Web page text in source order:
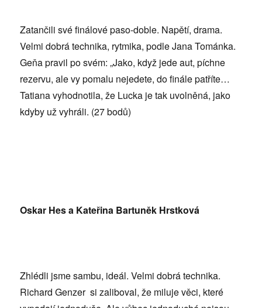
Zatančili své finálové paso-doble. Napětí, drama.
Velmi dobrá technika, rytmika, podle Jana Tománka.
Geňa pravil po svém: „Jako, když jede aut, píchne
rezervu, ale vy pomalu nejedete, do finále patříte…
Tatiana vyhodnotila, že Lucka je tak uvolněná, jako
kdyby už vyhráli. (27 bodů)
Oskar Hes a Kateřina Bartuněk Hrstková
Zhlédli jsme sambu, ideál. Velmi dobrá technika.
Richard Genzer si zaliboval, že miluje věci, které